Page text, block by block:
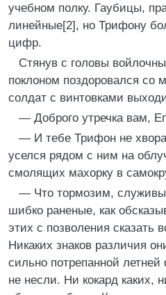
учебном полку. Гаубицы,
линейные[2], но Трифону
цифр.
Стянув с головы
поклоном поздоровался со
солдат с винтовками
— Доброго утречка вам,
— И тебе Трифон не
уселся рядом с ним на
смолящих махорку в
— Что тормозим,
шибко раненые, как
этих с позволения сказать
Никаких знаков различия
сильно потрепанной
не несли. Ни кокард каких,